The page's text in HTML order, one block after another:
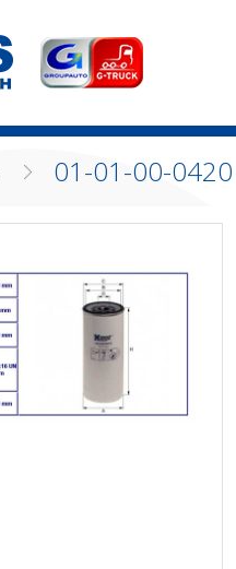
01-01-00-0420